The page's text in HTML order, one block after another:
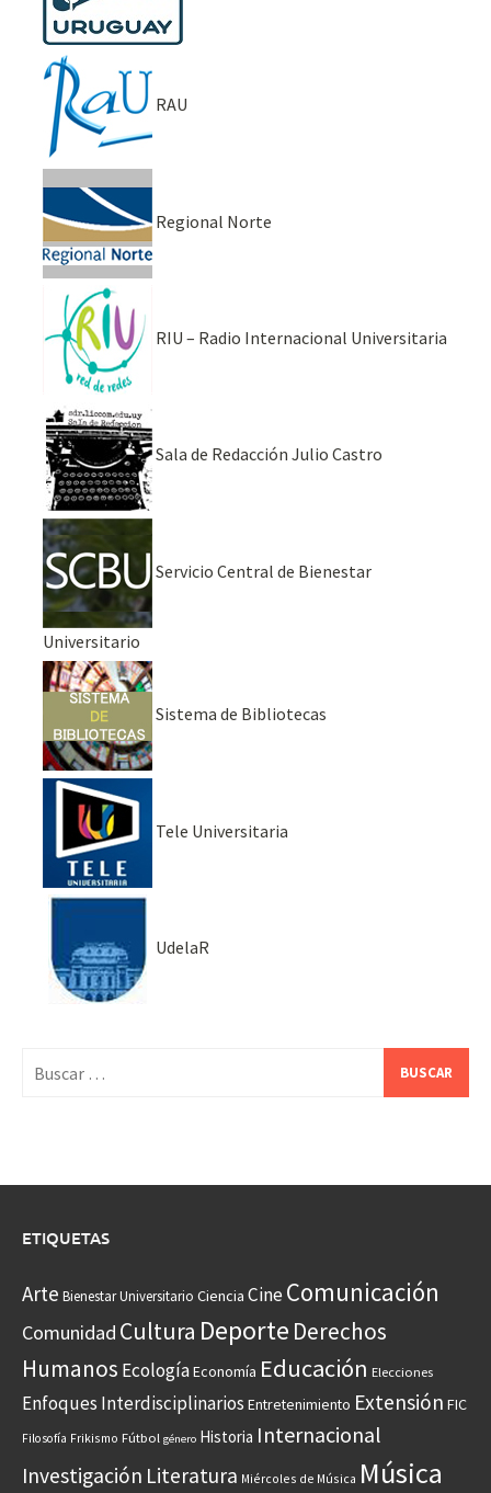
RAU
Regional Norte
RIU – Radio Internacional Universitaria
Sala de Redacción Julio Castro
Servicio Central de Bienestar
Universitario
Sistema de Bibliotecas
Tele Universitaria
UdelaR
ETIQUETAS
Arte Bienestar Universitario Ciencia CineComunicación
Comunidad Cultura Deporte Derechos
Humanos EcologíaEconomía Educación Elecciones
Enfoques Interdisciplinarios Entretenimiento Extensión FIC
Filosofía Frikismo Fútbol género Historia Internacional
Investigación Literatura Miércoles de Música Música